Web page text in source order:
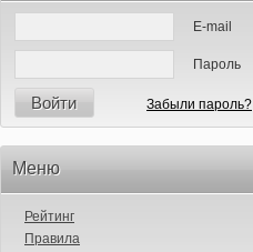
E-mail
Пароль
Войти Забыли пароль?
Меню
Рейтинг
Правила